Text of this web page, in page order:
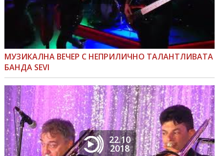
МУЗИКАЛНА ВЕЧЕР С НЕПРИЛИЧНО ТАЛАНТЛИВАТА
БАНДА SEVI
22.10
2018